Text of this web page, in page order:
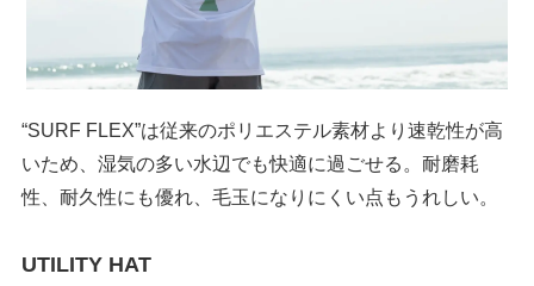
“SURF FLEX”は従来のポリエステル素材より速乾性が高
いため、湿気の多い水辺でも快適に過ごせる。耐磨耗
性、耐久性にも優れ、毛玉になりにくい点もうれしい。
UTILITY HAT